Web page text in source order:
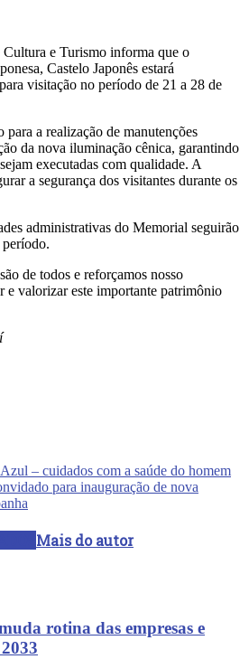
e Turismo informa que o
Castelo Japonês estará
visitação no período de 21 a 28 de
para a realização de manutenções
da nova iluminação cênica, garantindo
executadas com qualidade. A
a segurança dos visitantes durante os
administrativas do Memorial seguirão
período.
de todos e reforçamos nosso
e valorizar este importante patrimônio
– cuidados com a saúde do homem
para inauguração de nova
Mais do autor
rotina das empresas e